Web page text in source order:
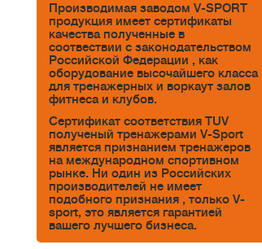
Производимая заводом V-SPORT
продукция имеет сертификаты
качества полученные в
соотвествии с законодательством
Российской Федерации , как
оборудование высочайшего класса
для тренажерных и воркаут залов
фитнеса и клубов.
Сертификат соответствия TUV
полученый тренажерами V-Sport
является признанием тренажеров
на международном спортивном
рынке. Ни один из Российских
производителей не имеет
подобного признания , только V-
sport, это является гарантией
вашего лучшего бизнеса.